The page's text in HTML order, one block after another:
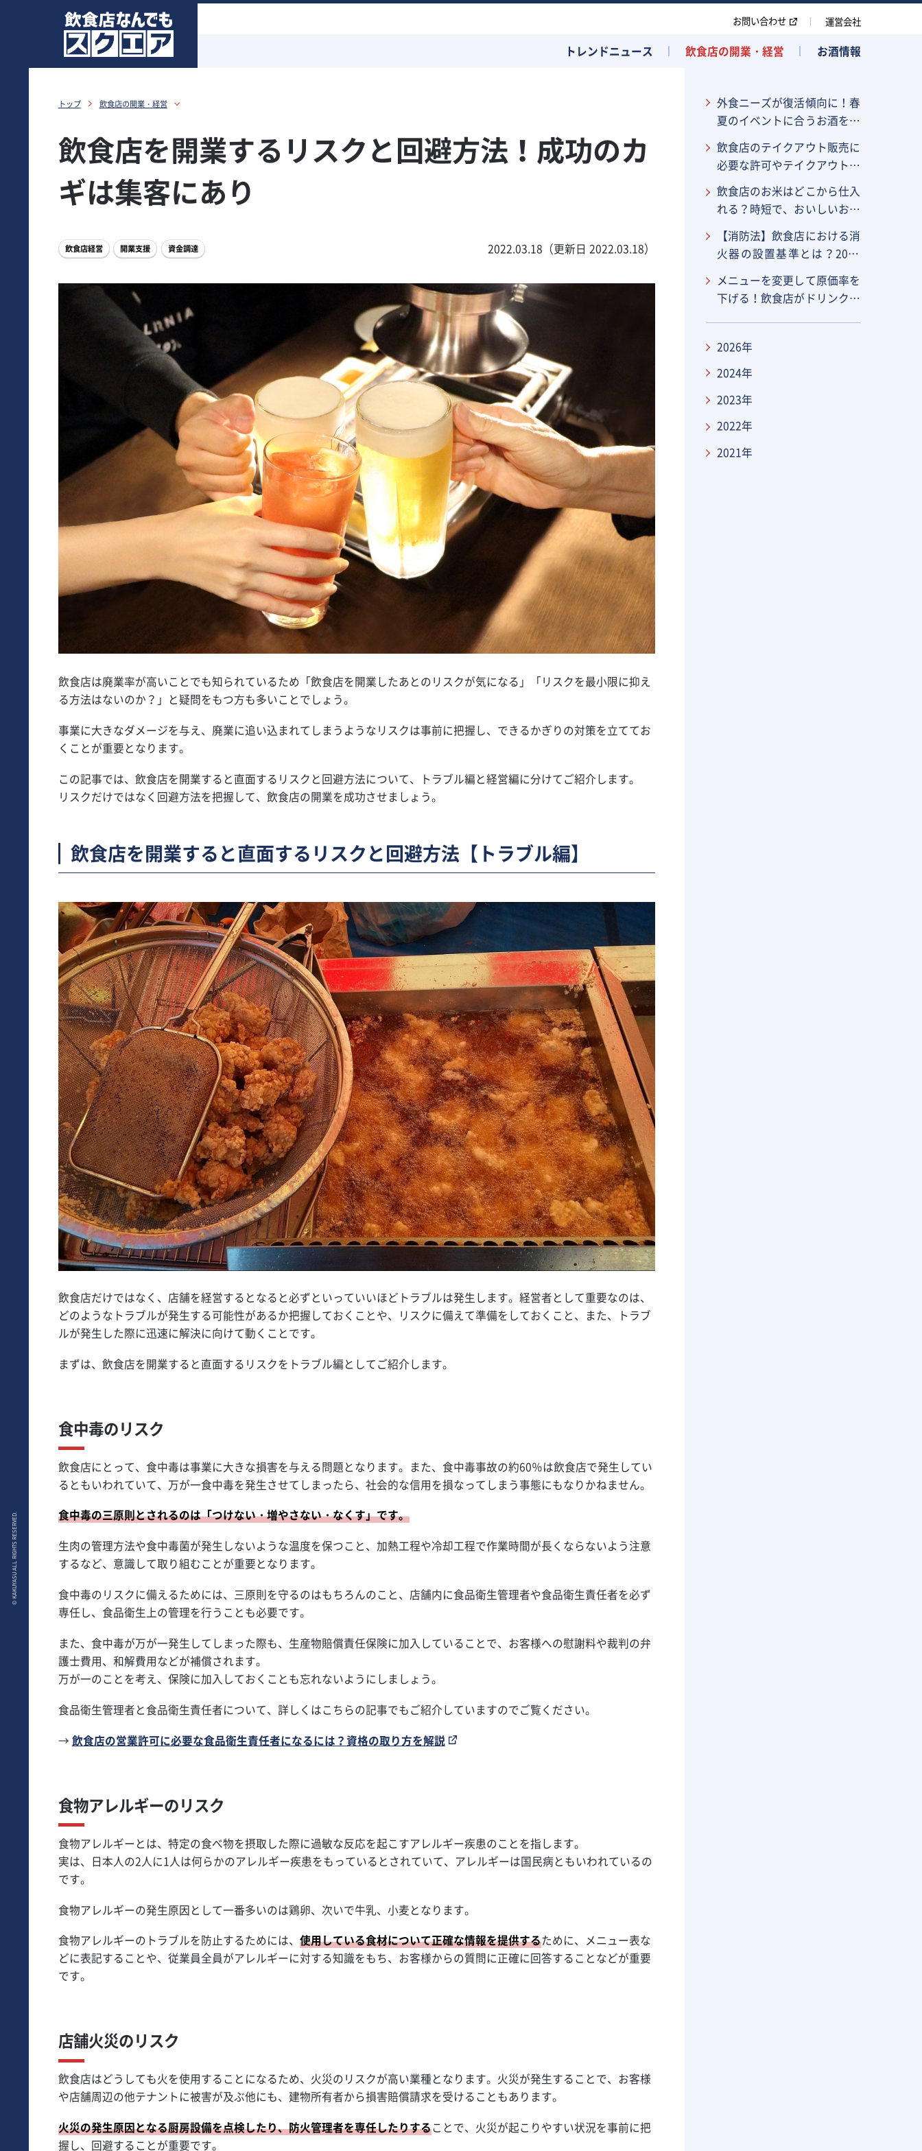
お問い合わせ 運営会社
トレンドニュース 飲食店の開業・経営 お酒情報
トップ 飲食店の開業・経営
飲食店を開業するリスクと回避方法！成功のカ
ギは集客にあり
飲食店経営 開業支援 資金調達 2022.03.18（更新日 2022.03.18）
飲食店は廃業率が高いことでも知られているため「飲食店を開業したあとのリスクが気になる」「リスクを最小限に抑え
る方法はないのか？」と疑問をもつ方も多いことでしょう。
事業に大きなダメージを与え、廃業に追い込まれてしまうようなリスクは事前に把握し、できるかぎりの対策を立ててお
くことが重要となります。
この記事では、飲食店を開業すると直面するリスクと回避方法について、トラブル編と経営編に分けてご紹介します。
リスクだけではなく回避方法を把握して、飲食店の開業を成功させましょう。
飲食店を開業すると直面するリスクと回避方法【トラブル編】
飲食店だけではなく、店舗を経営するとなると必ずといっていいほどトラブルは発生します。経営者として重要なのは、
どのようなトラブルが発生する可能性があるか把握しておくことや、リスクに備えて準備をしておくこと、また、トラブ
ルが発生した際に迅速に解決に向けて動くことです。
まずは、飲食店を開業すると直面するリスクをトラブル編としてご紹介します。
食中毒のリスク
飲食店にとって、食中毒は事業に大きな損害を与える問題となります。また、食中毒事故の約60％は飲食店で発生してい
るともいわれていて、万が一食中毒を発生させてしまったら、社会的な信用を損なってしまう事態にもなりかねません。
食中毒の三原則とされるのは「つけない・増やさない・なくす」です。
生肉の管理方法や食中毒菌が発生しないような温度を保つこと、加熱工程や冷却工程で作業時間が長くならないよう注意
するなど、意識して取り組むことが重要となります。
食中毒のリスクに備えるためには、三原則を守るのはもちろんのこと、店舗内に食品衛生管理者や食品衛生責任者を必ず
専任し、食品衛生上の管理を行うことも必要です。
また、食中毒が万が一発生してしまった際も、生産物賠償責任保険に加入していることで、お客様への慰謝料や裁判の弁
護士費用、和解費用などが補償されます。
万が一のことを考え、保険に加入しておくことも忘れないようにしましょう。
食品衛生管理者と食品衛生責任者について、詳しくはこちらの記事でもご紹介していますのでご覧ください。
→ 飲食店の営業許可に必要な食品衛生責任者になるには？資格の取り方を解説
食物アレルギーのリスク
食物アレルギーとは、特定の食べ物を摂取した際に過敏な反応を起こすアレルギー疾患のことを指します。
実は、日本人の2人に1人は何らかのアレルギー疾患をもっているとされていて、アレルギーは国民病ともいわれているの
です。
食物アレルギーの発生原因として一番多いのは鶏卵、次いで牛乳、小麦となります。
食物アレルギーのトラブルを防止するためには、 使用している食材について正確な情報を提供するために、メニュー表な
どに表記することや、従業員全員がアレルギーに対する知識をもち、お客様からの質問に正確に回答することなどが重要
です。
店舗火災のリスク
飲食店はどうしても火を使用することになるため、火災のリスクが高い業種となります。火災が発生することで、お客様
や店舗周辺の他テナントに被害が及ぶ他にも、建物所有者から損害賠償請求を受けることもあります。
火災の発生原因となる厨房設備を点検したり、防火管理者を専任したりすることで、火災が起こりやすい状況を事前に把
握し、回避することが重要です。
外食ニーズが復活傾向に！春
夏のイベントに合うお酒を紹
介
飲食店のテイクアウト販売に
必要な許可やテイクアウト容
器を手間なく仕入れる方法を
解説
飲食店のお米はどこから仕入
れる？時短で、おいしいお米
を提供するノウハウを紹介
【消防法】飲食店における消
火器の設置基準とは？2019
年の法改正も解説
メニューを変更して原価率を
下げる！飲食店がドリンクメ
2026年
2024年
2023年
2022年
2021年
© KAKUYASU ALL RIGHTS RESERVED.